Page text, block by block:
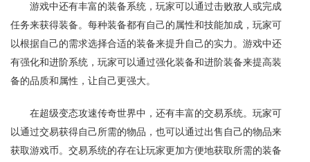
游戏中还有丰富的装备系统，玩家可以通过击败敌人或完成
任务来获得装备。每种装备都有自己的属性和技能加成，玩家可
以根据自己的需求选择合适的装备来提升自己的实力。游戏中还
有强化和进阶系统，玩家可以通过强化装备和进阶装备来提高装
备的品质和属性，让自己更强大。
在超级变态攻速传奇世界中，还有丰富的交易系统。玩家可
以通过交易获得自己所需的物品，也可以通过出售自己的物品来
获取游戏币。交易系统的存在让玩家更加方便地获取所需的装备